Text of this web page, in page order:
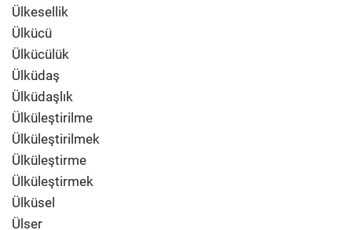
Ülkesellik
Ülkücü
Ülkücülük
Ülküdaş
Ülküdaşlık
Ülküleştirilme
Ülküleştirilmek
Ülküleştirme
Ülküleştirmek
Ülküsel
Ülser